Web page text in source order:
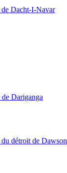
Dacht-I-Navar
Dariganga
détroit de Dawson